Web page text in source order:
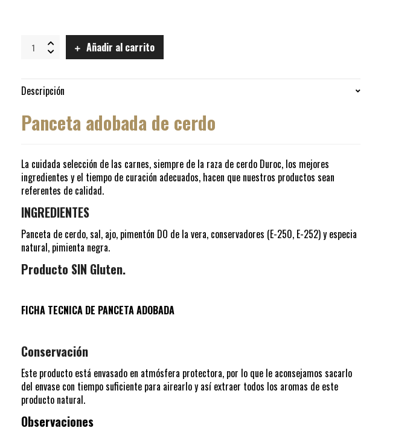
adobada
cerdo
producto
gluten
quantity
Añadir al carrito
Descripción
Panceta adobada de cerdo
La cuidada selección de las carnes, siempre de la raza de cerdo Duroc, los mejores
ingredientes y el tiempo de curación adecuados, hacen que nuestros productos sean
referentes de calidad.
INGREDIENTES
Panceta de cerdo, sal, ajo, pimentón DO de la vera, conservadores (E-250, E-252) y especia
natural, pimienta negra.
Producto SIN Gluten.
FICHA TECNICA DE PANCETA ADOBADA
Conservación
Este producto está envasado en atmósfera protectora, por lo que le aconsejamos sacarlo
del envase con tiempo suficiente para airearlo y así extraer todos los aromas de este
producto natural.
Observaciones